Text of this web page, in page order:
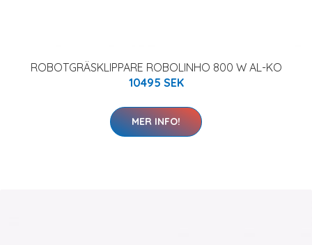
ROBOTGRÄSKLIPPARE ROBOLINHO 800 W AL-KO
10495 SEK
MER INFO!